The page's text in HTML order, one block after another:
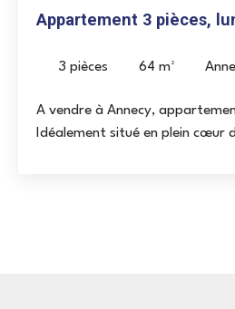
Appartement 3 pièces,
3 pièces 64 m²
A vendre à Annecy,
Idéalement situé en plein cœur